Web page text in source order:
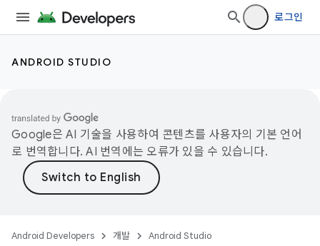
로그인
ANDROID STUDIO
Google은 AI 기술을 사용하여 콘텐츠를 사용자의 기본 언어
로 번역합니다. AI 번역에는 오류가 있을 수 있습니다.
Android Developers 개발
Android Studio